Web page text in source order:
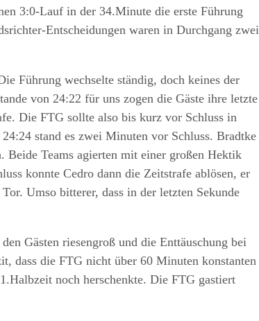
3:0-Lauf in der 34.Minute die erste Führung
Entscheidungen waren in Durchgang zwei
Führung wechselte ständig, doch keines der
von 24:22 für uns zogen die Gäste ihre letzte
Die FTG sollte also bis kurz vor Schluss in
stand es zwei Minuten vor Schluss. Bradtke
Beide Teams agierten mit einer großen Hektik
konnte Cedro dann die Zeitstrafe ablösen, er
Umso bitterer, dass in der letzten Sekunde
Gästen riesengroß und die Enttäuschung bei
dass die FTG nicht über 60 Minuten konstanten
noch herschenkte. Die FTG gastiert